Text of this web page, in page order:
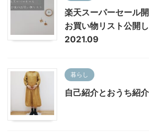
楽天スーパーセール
お買い物リスト公開
2021.09
暮らし
自己紹介とおうち紹介